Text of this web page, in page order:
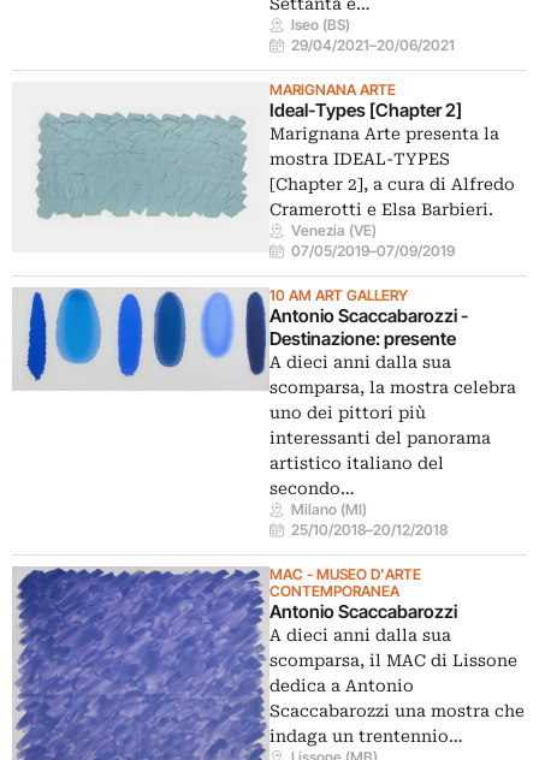
Iseo (BS)
29/04/2021–20/06/2021
MARIGNANA ARTE
Ideal-Types [Chapter 2]
Marignana Arte presenta la
mostra IDEAL-TYPES
[Chapter 2], a cura di Alfredo
Cramerotti e Elsa Barbieri.
Venezia (VE)
07/05/2019–07/09/2019
10 AM ART GALLERY
Antonio Scaccabarozzi -
Destinazione: presente
A dieci anni dalla sua
scomparsa, la mostra celebra
uno dei pittori più
interessanti del panorama
artistico italiano del
secondo…
Milano (MI)
25/10/2018–20/12/2018
MAC - MUSEO D'ARTE
CONTEMPORANEA
Antonio Scaccabarozzi
A dieci anni dalla sua
scomparsa, il MAC di Lissone
dedica a Antonio
Scaccabarozzi una mostra che
indaga un trentennio…